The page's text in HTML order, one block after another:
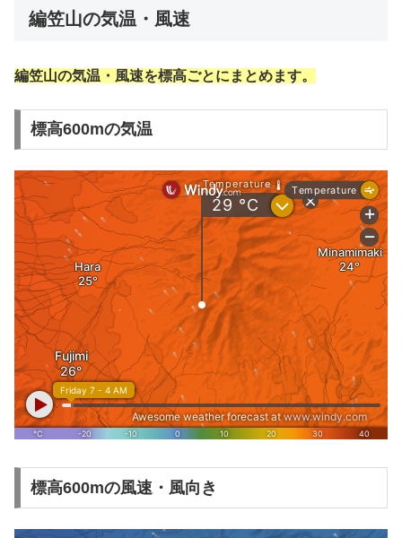
編笠山の気温・風速
編笠山の気温・風速を標高ごとにまとめます。
標高600mの気温
標高600mの風速・風向き